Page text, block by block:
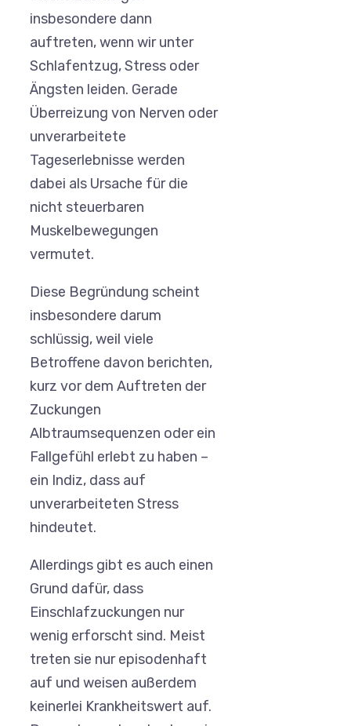
insbesondere dann
auftreten, wenn wir unter
Schlafentzug, Stress oder
Ängsten leiden. Gerade
Überreizung von Nerven oder
unverarbeitete
Tageserlebnisse werden
dabei als Ursache für die
nicht steuerbaren
Muskelbewegungen
vermutet.
Diese Begründung scheint
insbesondere darum
schlüssig, weil viele
Betroffene davon berichten,
kurz vor dem Auftreten der
Zuckungen
Albtraumsequenzen oder ein
Fallgefühl erlebt zu haben –
ein Indiz, dass auf
unverarbeiteten Stress
hindeutet.
Allerdings gibt es auch einen
Grund dafür, dass
Einschlafzuckungen nur
wenig erforscht sind. Meist
treten sie nur episodenhaft
auf und weisen außerdem
keinerlei Krankheitswert auf.